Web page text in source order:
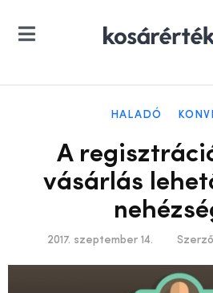
HALADÓ
A
vásárlás
2017. szeptember 14.